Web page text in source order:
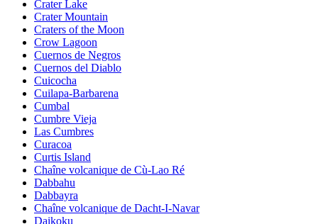
Crater Lake
Crater Mountain
Craters of the Moon
Crow Lagoon
Cuernos de Negros
Cuernos del Diablo
Cuicocha
Cuilapa-Barbarena
Cumbal
Cumbre Vieja
Las Cumbres
Curacoa
Curtis Island
Chaîne volcanique de Cù-Lao Ré
Dabbahu
Dabbayra
Chaîne volcanique de Dacht-I-Navar
Daikoku